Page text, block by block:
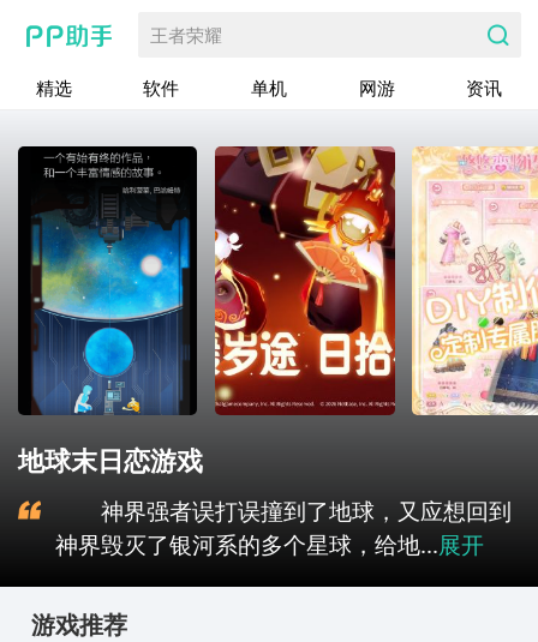
王者荣耀
精选 软件 单机 网游 资讯
地球末日恋游戏
神界强者误打误撞到了地球，又应想回到
神界毁灭了银河系的多个星球，给地...展开
游戏推荐